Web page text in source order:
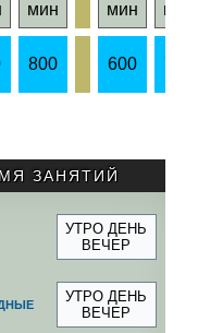
мин
мин
мин
800 600 700
ЗАНЯТИЙ
УТРО ДЕНЬ
ВЕЧЕР
УТРО ДЕНЬ
ВЕЧЕР